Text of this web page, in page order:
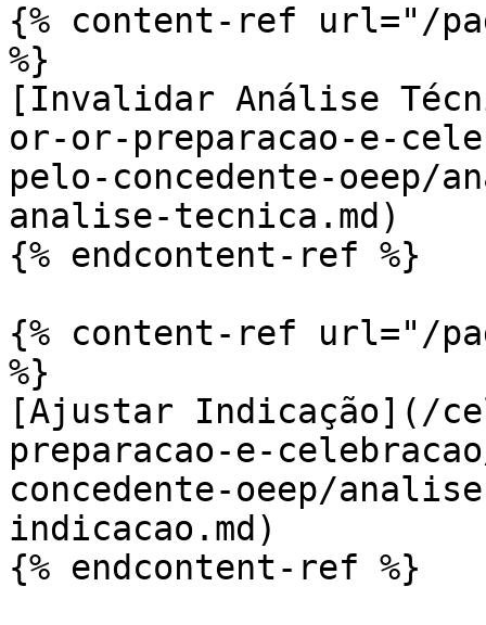
{% content-ref url="/
%}
[Invalidar Análise
or-or-preparacao-e-
pelo-concedente-
analise-tecnica.md)
{% endcontent-ref %}
{% content-ref url="/
%}
[Ajustar Indicação](/
preparacao-e-
concedente-oeep/
indicacao.md)
{% endcontent-ref %}